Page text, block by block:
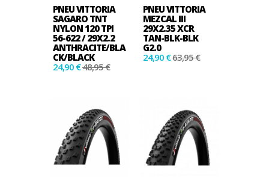
PNEU VITTORIA
SAGARO TNT
NYLON 120 TPI
56-622 / 29X2.2
ANTHRACITE/BLA
CK/BLACK
24,90 €48,95 €
PNEU VITTORIA
MEZCAL III
29X2.35 XCR
TAN-BLK-BLK
G2.0
24,90 €63,95 €